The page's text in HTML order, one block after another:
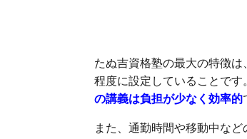
たぬ吉資格塾の最大の特徴
程度に設定していることです
の講義は負担が少なく効率的
また、通勤時間や移動中な